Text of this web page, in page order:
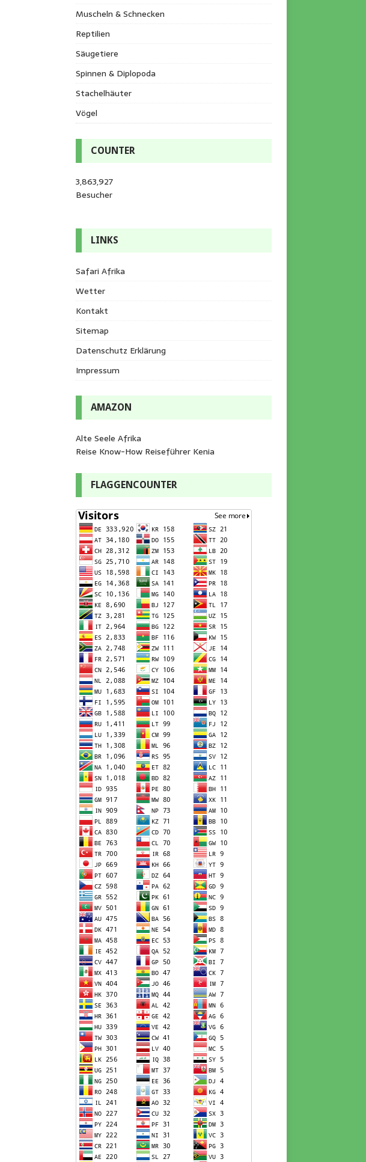
Muscheln & Schnecken
Reptilien
Säugetiere
Spinnen & Diplopoda
Stachelhäuter
Vögel
COUNTER
3,863,927
Besucher
LINKS
Safari Afrika
Wetter
Kontakt
Sitemap
Datenschutz Erklärung
Impressum
AMAZON
Alte Seele Afrika
Reise Know-How Reiseführer Kenia
FLAGGENCOUNTER